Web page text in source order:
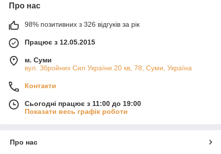
Про нас
98% позитивних з 326 відгуків за рік
Працює з 12.05.2015
м. Суми
вул. Збройних Сил України 20 кв, 78, Суми, Україна
Контакти
Сьогодні працює з 11:00 до 19:00
Показати весь графік роботи
Про нас